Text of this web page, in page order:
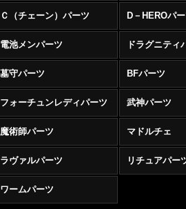
Ｃ（チェーン）パーツ D－HEROパ
電池メンパーツ ドラグニティ
墓守パーツ BFパーツ
フォーチュンレディパーツ 武神パーツ
魔術師パーツ マドルチェ
ラヴァルパーツ リチュアパー
ワームパーツ